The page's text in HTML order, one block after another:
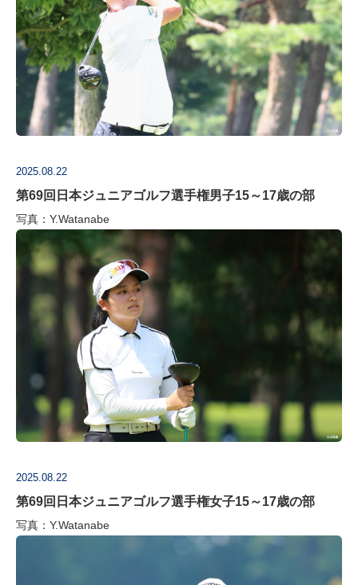
2025.08.22
第69回日本ジュニアゴルフ選手権男子15～17歳の部
写真：Y.Watanabe
2025.08.22
第69回日本ジュニアゴルフ選手権女子15～17歳の部
写真：Y.Watanabe